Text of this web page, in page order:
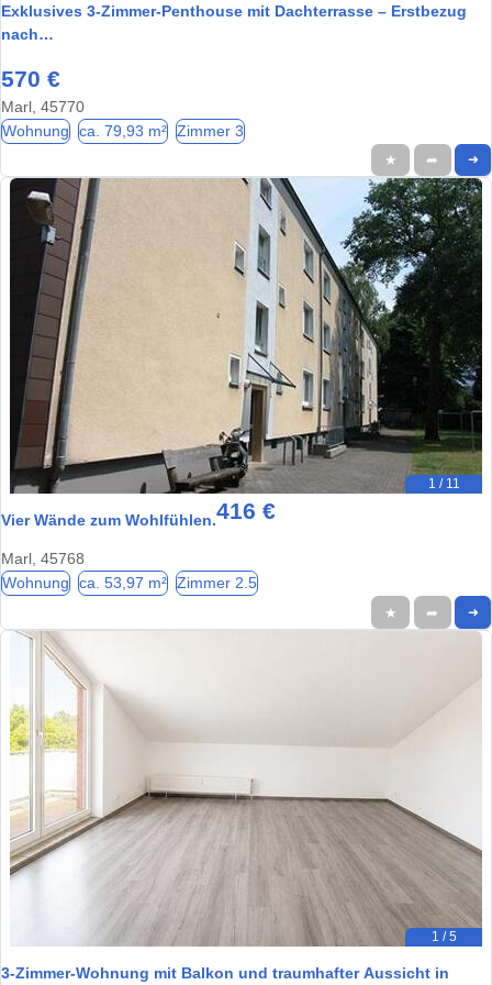
Exklusives 3-Zimmer-Penthouse mit Dachterrasse – Erstbezug
nach…
570 €
Marl, 45770
Wohnung ca. 79,93 m² Zimmer 3
★ ➦ ➜
1 / 11
Vier Wände zum Wohlfühlen.416 €
Marl, 45768
Wohnung ca. 53,97 m² Zimmer 2.5
★ ➦ ➜
1 / 5
3-Zimmer-Wohnung mit Balkon und traumhafter Aussicht in